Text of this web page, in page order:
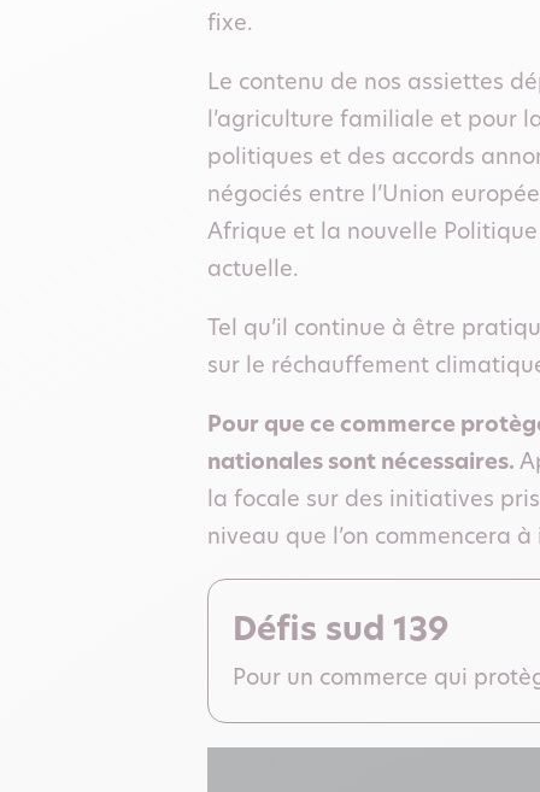
fixe.
Le contenu de nos assiettes
l’agriculture familiale et pour
politiques et des accords
négociés entre l’Union
Afrique et la nouvelle
actuelle.
Tel qu’il continue à être
sur le réchauffement
Pour que ce commerce
nationales sont nécessaires.
la focale sur des initiatives
niveau que l’on commencera
Défis sud 139
Pour un commerce qui